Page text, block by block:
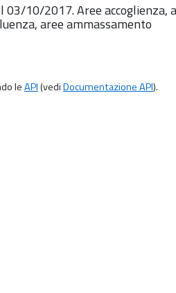
10/2017. Aree accoglienza,
aree ammassamento
leAPI(vediDocumentazione API).